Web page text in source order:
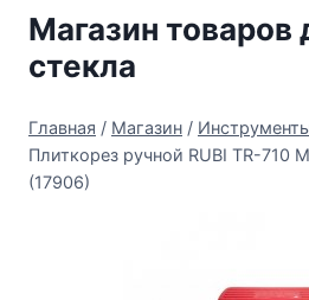
Перейти
содержимому
Магазин товаров
стекла
Главная / Магазин /
Плиткорез ручной RUBI TR-710
(17906)